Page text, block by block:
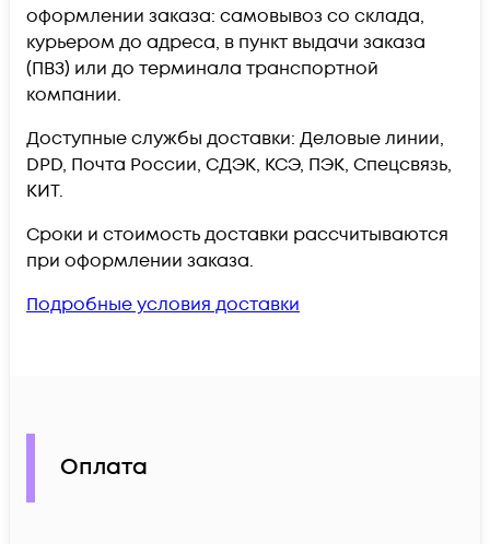
оформлении заказа: самовывоз со склада,
курьером до адреса, в пункт выдачи заказа
(ПВЗ) или до терминала транспортной
компании.
Доступные службы доставки: Деловые линии,
DPD, Почта России, СДЭК, КСЭ, ПЭК, Спецсвязь,
КИТ.
Сроки и стоимость доставки рассчитываются
при оформлении заказа.
Подробные условия доставки
Оплата